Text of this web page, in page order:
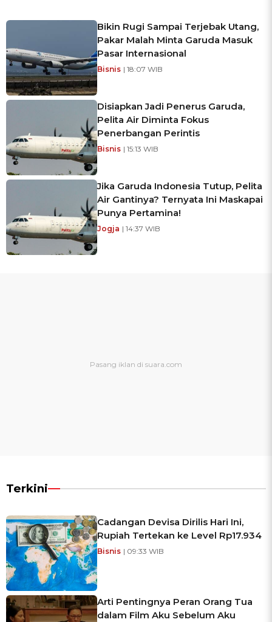
Bikin Rugi Sampai Terjebak Utang,
Pakar Malah Minta Garuda Masuk
Pasar Internasional
Bisnis | 18:07 WIB
Disiapkan Jadi Penerus Garuda,
Pelita Air Diminta Fokus
Penerbangan Perintis
Bisnis | 15:13 WIB
Jika Garuda Indonesia Tutup, Pelita
Air Gantinya? Ternyata Ini Maskapai
Punya Pertamina!
Jogja | 14:37 WIB
Terkini
Cadangan Devisa Dirilis Hari Ini,
Rupiah Tertekan ke Level Rp17.934
Bisnis | 09:33 WIB
Arti Pentingnya Peran Orang Tua
dalam Film Aku Sebelum Aku